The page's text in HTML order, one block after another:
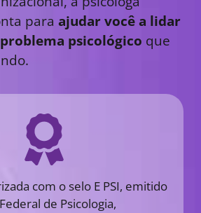
para ajudar você a lidar
psicológico que
com o selo E PSI, emitido
de Psicologia,